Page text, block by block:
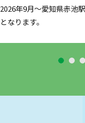
2026年9月～愛知県赤池
となります。